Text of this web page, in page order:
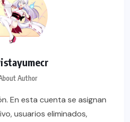
Author
En esta cuenta se asignan
usuarios eliminados,